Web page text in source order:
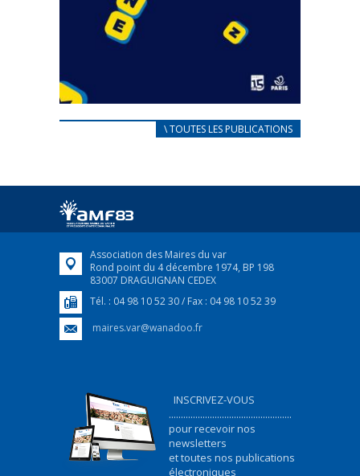
CARNET D’ACCUEIL
Afin d’accompagner au mieux les réfugiés
FEUILLETER
\ TOUTES LES PUBLICATIONS
Association des Maires du var
Rond point du 4 décembre 1974, BP 198
83007 DRAGUIGNAN CEDEX
Tél. : 04 98 10 52 30 / Fax : 04 98 10 52 39
maires.var@wanadoo.fr
INSCRIVEZ-VOUS
...................................................
pour recevoir nos
newsletters
et toutes nos publications
électroniques